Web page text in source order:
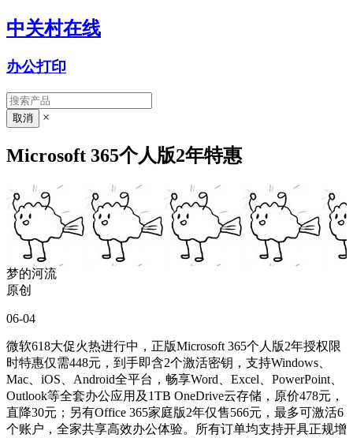
中关村在线
办公打印
×
Microsoft 365个人版2年特惠
梦的河流
原创
06-04
微软618大促火热进行中，正版Microsoft 365个人版2年授权限
时特惠仅需448元，到手即含2个激活密钥，支持Windows、
Mac、iOS、Android全平台，畅享Word、Excel、PowerPoint、
Outlook等全套办公应用及1TB OneDrive云存储，原价478元，
直降30元；另有Office 365家庭版2年仅售566元，最多可激活6
个账户，全家共享高效办公体验。所有订单均支持开具正规增